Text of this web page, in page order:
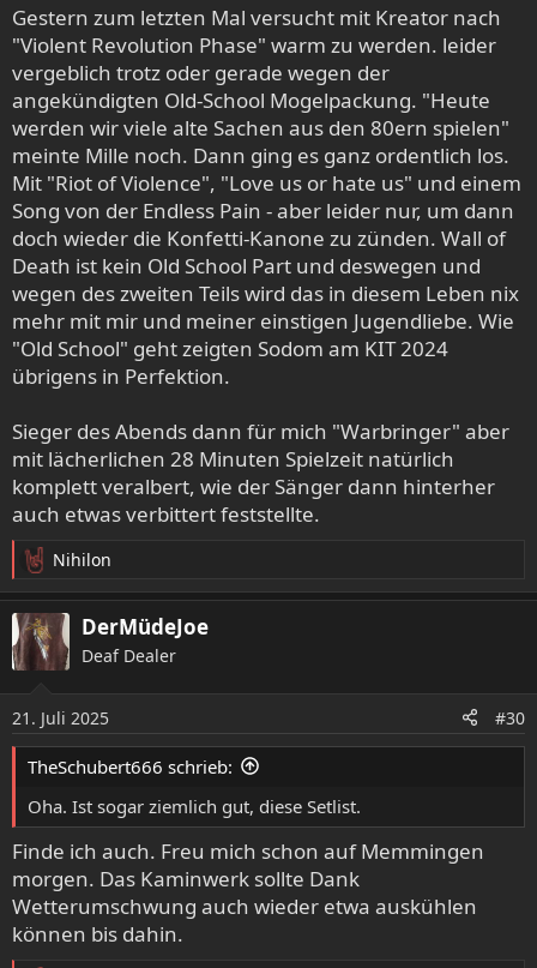
e
n
:
Gestern zum letzten Mal versucht mit Kreator nach
"Violent Revolution Phase" warm zu werden. leider
vergeblich trotz oder gerade wegen der
angekündigten Old-School Mogelpackung. "Heute
werden wir viele alte Sachen aus den 80ern spielen"
meinte Mille noch. Dann ging es ganz ordentlich los.
Mit "Riot of Violence", "Love us or hate us" und einem
Song von der Endless Pain - aber leider nur, um dann
doch wieder die Konfetti-Kanone zu zünden. Wall of
Death ist kein Old School Part und deswegen und
wegen des zweiten Teils wird das in diesem Leben nix
mehr mit mir und meiner einstigen Jugendliebe. Wie
"Old School" geht zeigten Sodom am KIT 2024
übrigens in Perfektion.
Sieger des Abends dann für mich "Warbringer" aber
mit lächerlichen 28 Minuten Spielzeit natürlich
komplett veralbert, wie der Sänger dann hinterher
auch etwas verbittert feststellte.
R
e
a
k
t
n
e
Nihilon
DerMüdeJoe
Deaf Dealer
21. Juli 2025 #30
TheSchubert666 schrieb:
Oha. Ist sogar ziemlich gut, diese Setlist.
Finde ich auch. Freu mich schon auf Memmingen
morgen. Das Kaminwerk sollte Dank
Wetterumschwung auch wieder etwa auskühlen
können bis dahin.